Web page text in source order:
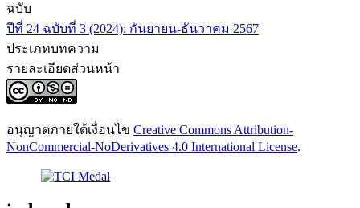
ฉบับ
ปีที่ 24 ฉบับที่ 3 (2024): กันยายน-ธันวาคม 2567
ประเภทบทความ
รายละเอียดส่วนหน้า
อนุญาตภายใต้เงื่อนไข Creative Commons Attribution-
NonCommercial-NoDerivatives 4.0 International License.